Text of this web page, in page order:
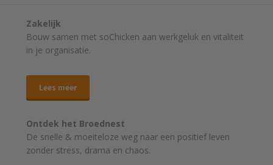
Zakelijk
Bouw samen met soChicken aan werkgeluk en vitaliteit
in je organisatie.
Lees meer
Ontdek het Broednest
De snelle & moeiteloze weg naar een positief leven
zonder stress, drama en chaos.